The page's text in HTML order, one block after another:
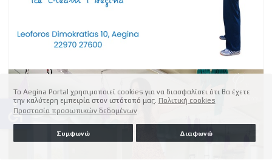
Το Aegina Portal χρησιμοποιεί cookies για να διασφαλίσει ότι θα έχετε
την καλύτερη εμπειρία στον ιστότοπό μας. Πολιτική cookies
Προστασία προσωπικών δεδομένων
Συμφωνώ Διαφωνώ
accessible